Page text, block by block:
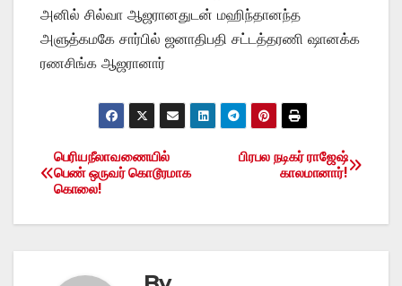
அனில் சில்வா ஆஜரானதுடன் மஹிந்தானந்த
அளுத்கமகே சார்பில் ஜனாதிபதி சட்டத்தரணி ஷானக்க
ரணசிங்க ஆஜரானார்
Post
navigation
பிரபல நடி​கர் ராஜேஷ்
காலமானார்!
பெரியநீலாவணையில்
பெண் ஒருவர் கொடூரமாக
கொலை!